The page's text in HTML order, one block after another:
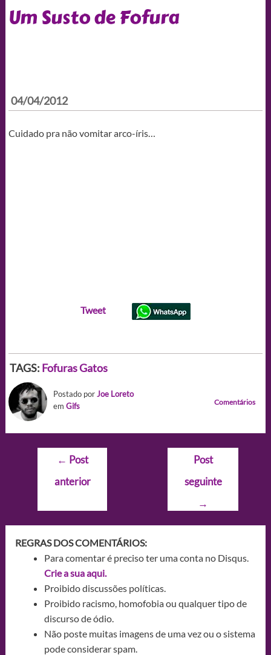
Um Susto de Fofura
04/04/2012
Cuidado pra não vomitar arco-íris…
Tweet
TAGS: FofurasGatos
Postado porJoe Loreto
em Gifs Comentários
Navegação
Post
← Post
anterior
Post
seguinte
→
REGRAS DOS COMENTÁRIOS:
Para comentar é preciso ter uma conta no Disqus.
Crie a sua aqui.
Proibido discussões políticas.
Proibido racismo, homofobia ou qualquer tipo de
discurso de ódio.
Não poste muitas imagens de uma vez ou o sistema
pode considerar spam.